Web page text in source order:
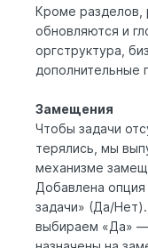
Кроме разделов,
обновляются и
оргструктура,
дополнительные
Замещения
Чтобы задачи
терялись, мы
механизме
Добавлена опция
задачи» (Да/
выбираем «Да» —